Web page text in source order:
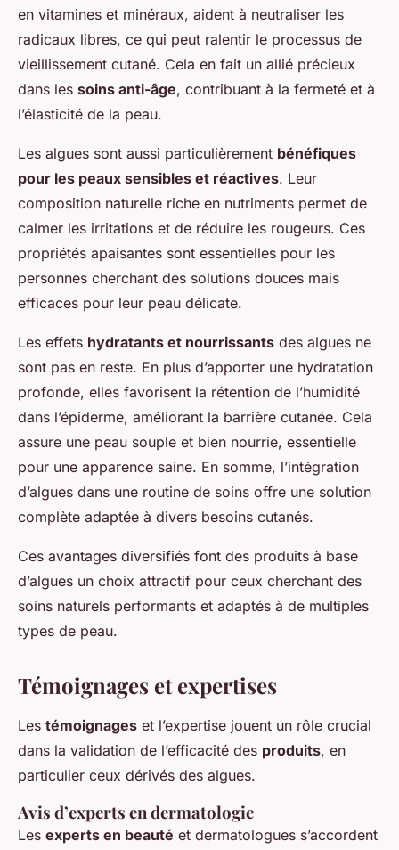
en vitamines et minéraux, aident à neutraliser les
radicaux libres, ce qui peut ralentir le processus de
vieillissement cutané. Cela en fait un allié précieux
dans les soins anti-âge, contribuant à la fermeté et à
l’élasticité de la peau.
Les algues sont aussi particulièrement bénéfiques
pour les peaux sensibles et réactives. Leur
composition naturelle riche en nutriments permet de
calmer les irritations et de réduire les rougeurs. Ces
propriétés apaisantes sont essentielles pour les
personnes cherchant des solutions douces mais
efficaces pour leur peau délicate.
Les effets hydratants et nourrissants des algues ne
sont pas en reste. En plus d’apporter une hydratation
profonde, elles favorisent la rétention de l’humidité
dans l’épiderme, améliorant la barrière cutanée. Cela
assure une peau souple et bien nourrie, essentielle
pour une apparence saine. En somme, l’intégration
d’algues dans une routine de soins offre une solution
complète adaptée à divers besoins cutanés.
Ces avantages diversifiés font des produits à base
d’algues un choix attractif pour ceux cherchant des
soins naturels performants et adaptés à de multiples
types de peau.
Témoignages et expertises
Les témoignages et l’expertise jouent un rôle crucial
dans la validation de l’efficacité des produits, en
particulier ceux dérivés des algues.
Avis d’experts en dermatologie
Les experts en beauté et dermatologues s’accordent